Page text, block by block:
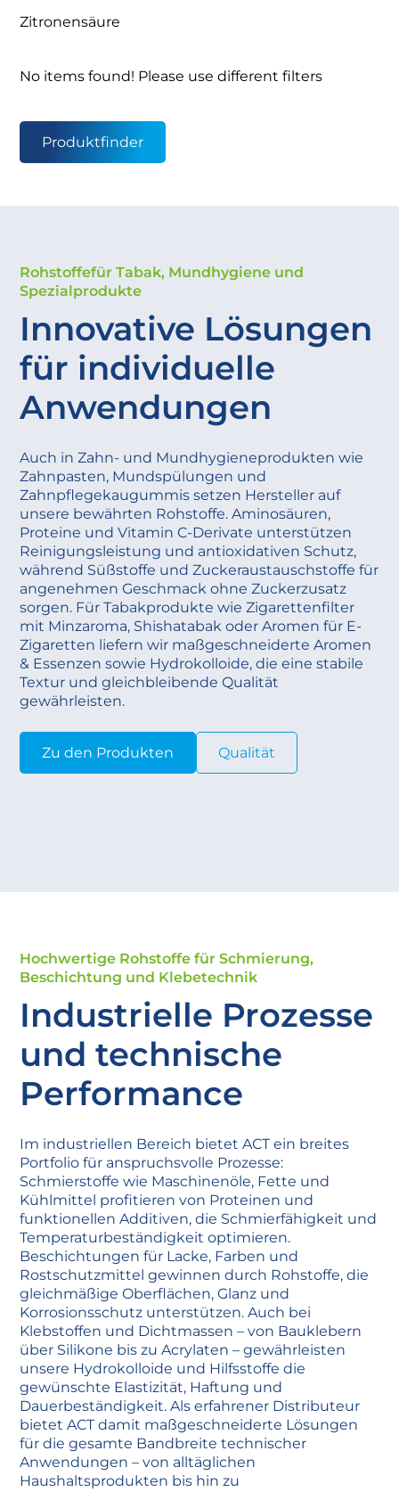
Zitronensäure
No items found! Please use different filters
Produktfinder
Rohstoffefür Tabak, Mundhygiene und
Spezialprodukte
Innovative Lösungen
für individuelle
Anwendungen
Auch in Zahn- und Mundhygieneprodukten wie
Zahnpasten, Mundspülungen und
Zahnpflegekaugummis setzen Hersteller auf
unsere bewährten Rohstoffe. Aminosäuren,
Proteine und Vitamin C-Derivate unterstützen
Reinigungsleistung und antioxidativen Schutz,
während Süßstoffe und Zuckeraustauschstoffe für
angenehmen Geschmack ohne Zuckerzusatz
sorgen. Für Tabakprodukte wie Zigarettenfilter
mit Minzaroma, Shishatabak oder Aromen für E-
Zigaretten liefern wir maßgeschneiderte Aromen
& Essenzen sowie Hydrokolloide, die eine stabile
Textur und gleichbleibende Qualität
gewährleisten.
Zu den Produkten Qualität
Hochwertige Rohstoffe für Schmierung,
Beschichtung und Klebetechnik
Industrielle Prozesse
und technische
Performance
Im industriellen Bereich bietet ACT ein breites
Portfolio für anspruchsvolle Prozesse:
Schmierstoffe wie Maschinenöle, Fette und
Kühlmittel profitieren von Proteinen und
funktionellen Additiven, die Schmierfähigkeit und
Temperaturbeständigkeit optimieren.
Beschichtungen für Lacke, Farben und
Rostschutzmittel gewinnen durch Rohstoffe, die
gleichmäßige Oberflächen, Glanz und
Korrosionsschutz unterstützen. Auch bei
Klebstoffen und Dichtmassen – von Bauklebern
über Silikone bis zu Acrylaten – gewährleisten
unsere Hydrokolloide und Hilfsstoffe die
gewünschte Elastizität, Haftung und
Dauerbeständigkeit. Als erfahrener Distributeur
bietet ACT damit maßgeschneiderte Lösungen
für die gesamte Bandbreite technischer
Anwendungen – von alltäglichen
Haushaltsprodukten bis hin zu